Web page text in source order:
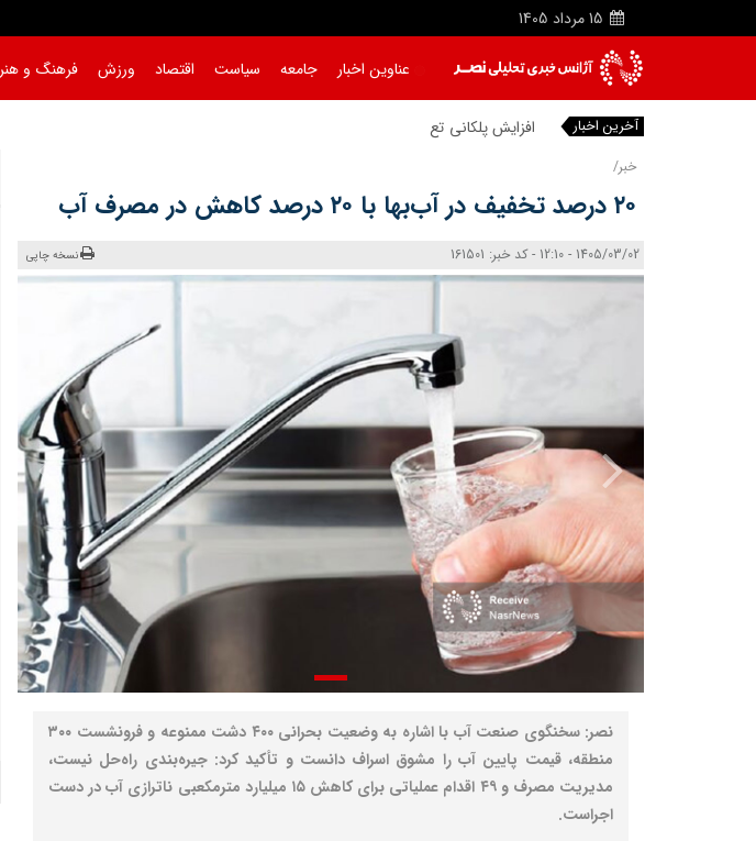
15 مرداد 1405
عناوین اخبار جامعه سیاست اقتصاد ورزش فرهنگ و هنر
آخرین اخبار افزایش پلکانی تعرفه بهای برق کشاور
خبر/
۲۰ درصد تخفیف در آب‌بها با ۲۰ درصد کاهش در مصرف آب
1405/03/02 - 12:10 - کد خبر: 161501 نسخه چاپی
نصر: سخنگوی صنعت آب با اشاره به وضعیت بحرانی ۴۰۰ دشت ممنوعه و فرونشست ۳۰۰
منطقه، قیمت پایین آب را مشوق اسراف دانست و تأکید کرد: جیره‌بندی راه‌حل نیست،
مدیریت مصرف و ۴۹ اقدام عملیاتی برای کاهش ۱۵ میلیارد مترمکعبی ناترازی آب در دست
اجراست.